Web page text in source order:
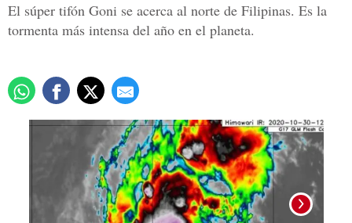
El súper tifón Goni se acerca al norte de Filipinas. Es la
tormenta más intensa del año en el planeta.